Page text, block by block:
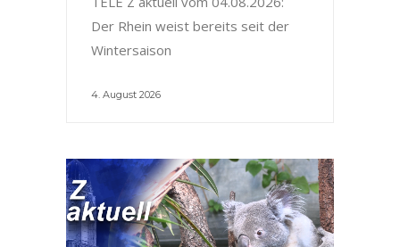
Der Rhein weist bereits seit der
Wintersaison
4. August 2026